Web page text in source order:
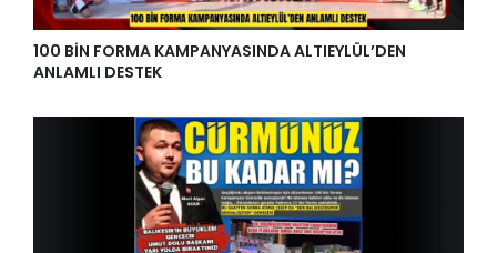
100 BİN FORMA KAMPANYASINDA ALTIEYLÜL’DEN
ANLAMLI DESTEK